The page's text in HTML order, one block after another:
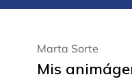
Marta Sorte
Mis